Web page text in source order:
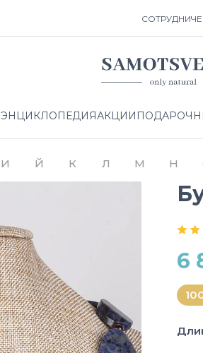
ЭНЦИКЛОПЕДИЯАКЦИИ
И Й К Л М Н
6